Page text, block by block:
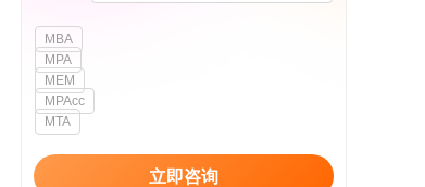
MBA
MPA
MEM
MPAcc
MTA
立即咨询